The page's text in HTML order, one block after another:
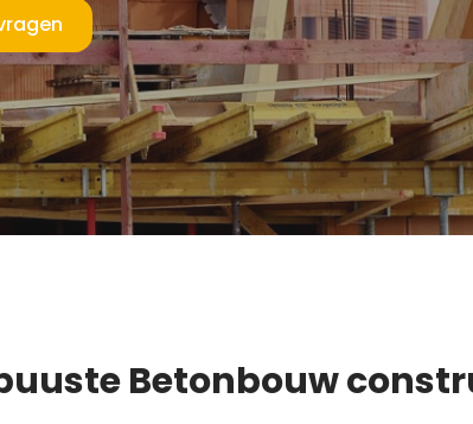
Betonbouw